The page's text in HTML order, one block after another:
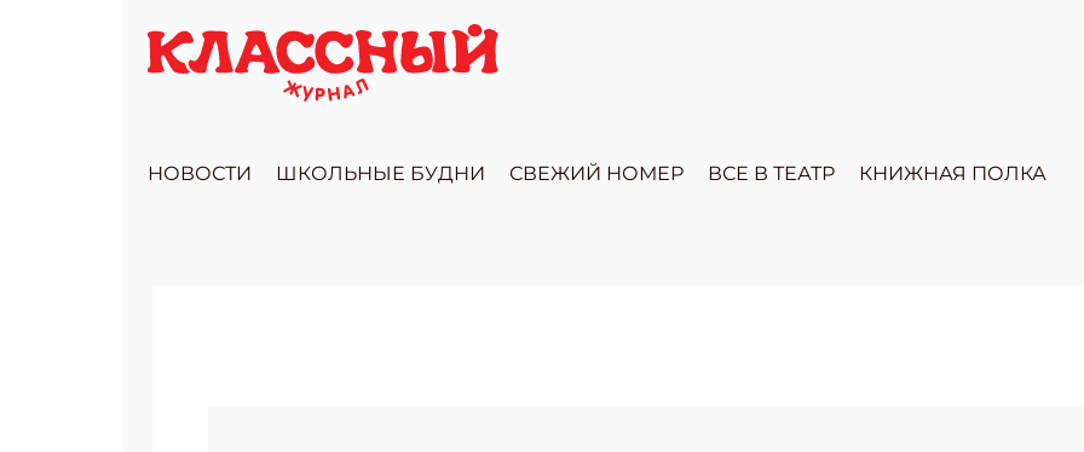
НОВОСТИ ШКОЛЬНЫЕ БУДНИ СВЕЖИЙ НОМЕР ВСЕ В ТЕАТР КНИЖНАЯ ПОЛКА